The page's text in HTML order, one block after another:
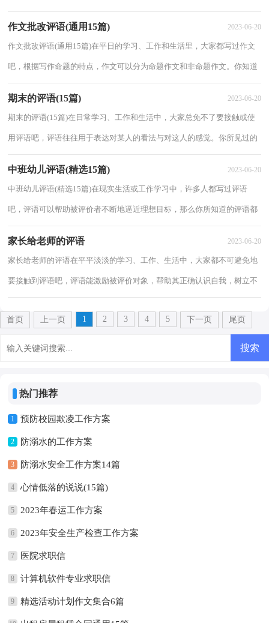
作文批改评语(通用15篇) 2023-06-20
作文批改评语(通用15篇)在平日的学习、工作和生活里，大家都写过作文
吧，根据写作命题的特点，作文可以分为命题作文和非命题作文。你知道
期末的评语(15篇) 2023-06-20
期末的评语(15篇)在日常学习、工作和生活中，大家总免不了要接触或使
用评语吧，评语往往用于表达对某人的看法与对这人的感觉。你所见过的
中班幼儿评语(精选15篇) 2023-06-20
中班幼儿评语(精选15篇)在现实生活或工作学习中，许多人都写过评语
吧，评语可以帮助被评价者不断地逼近理想目标，那么你所知道的评语都
家长给老师的评语 2023-06-20
家长给老师的评语在平平淡淡的学习、工作、生活中，大家都不可避免地
要接触到评语吧，评语能激励被评价对象，帮助其正确认识自我，树立不
首页 上一页 1 2 3 4 5 下一页 尾页
热门推荐
1 预防校园欺凌工作方案
2 防溺水的工作方案
3 防溺水安全工作方案14篇
4 心情低落的说说(15篇)
5 2023年春运工作方案
6 2023年安全生产检查工作方案
7 医院求职信
8 计算机软件专业求职信
9 精选活动计划作文集合6篇